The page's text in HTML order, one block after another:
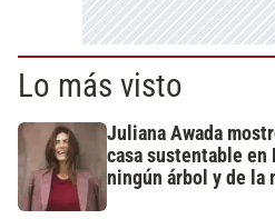
Lo más visto
Juliana Awada
casa sustentable en
ningún árbol y de la